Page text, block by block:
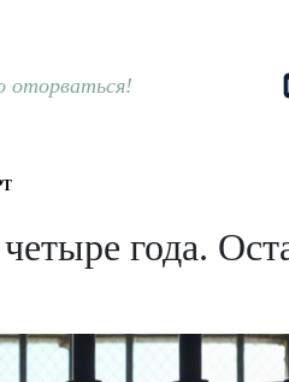
оторваться!
года.